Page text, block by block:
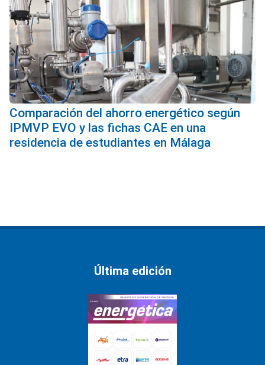
Comparación del ahorro energético según
IPMVP EVO y las fichas CAE en una
residencia de estudiantes en Málaga
Última edición